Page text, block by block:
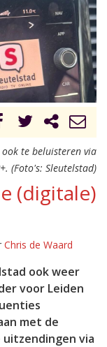
Volgend uur
te beluisteren via
(Foto's: Sleutelstad)
(digitale)
Chris de Waard
ook weer
voor Leiden
met de
via